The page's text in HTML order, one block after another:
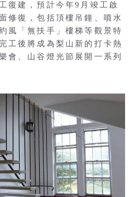
復建，預計今年9月竣工啟
修復，包括頂樓吊鐘、噴水
風「無扶手」樓梯等觀景特
工後將成為梨山新的打卡熱
會、山谷燈光節展開一系列